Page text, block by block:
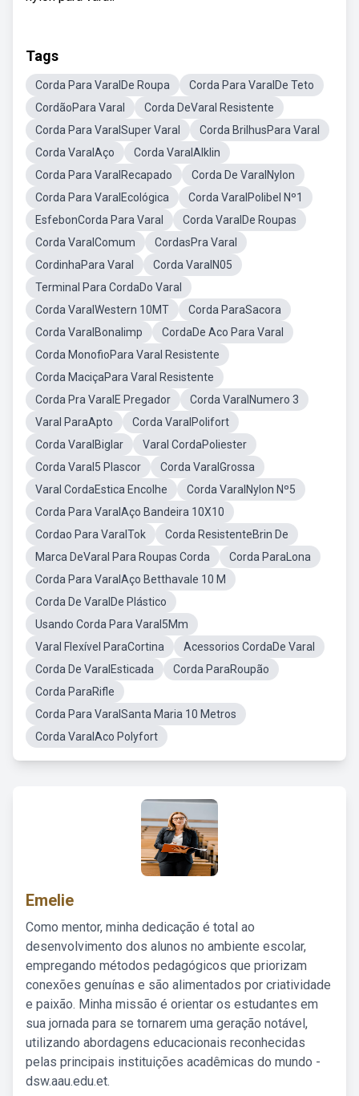
Tags
Corda Para VaralDe Roupa
Corda Para VaralDe Teto
CordãoPara Varal
Corda DeVaral Resistente
Corda Para VaralSuper Varal
Corda BrilhusPara Varal
Corda VaralAço
Corda VaralAlklin
Corda Para VaralRecapado
Corda De VaralNylon
Corda Para VaralEcológica
Corda VaralPolibel Nº1
EsfebonCorda Para Varal
Corda VaralDe Roupas
Corda VaralComum
CordasPra Varal
CordinhaPara Varal
Corda VaralN05
Terminal Para CordaDo Varal
Corda VaralWestern 10MT
Corda ParaSacora
Corda VaralBonalimp
CordaDe Aco Para Varal
Corda MonofioPara Varal Resistente
Corda MaciçaPara Varal Resistente
Corda Pra VaralE Pregador
Corda VaralNumero 3
Varal ParaApto
Corda VaralPolifort
Corda VaralBiglar
Varal CordaPoliester
Corda Varal5 Plascor
Corda VaralGrossa
Varal CordaEstica Encolhe
Corda VaralNylon Nº5
Corda Para VaralAço Bandeira 10X10
Cordao Para VaralTok
Corda ResistenteBrin De
Marca DeVaral Para Roupas Corda
Corda ParaLona
Corda Para VaralAço Betthavale 10 M
Corda De VaralDe Plástico
Usando Corda Para Varal5Mm
Varal Flexível ParaCortina
Acessorios CordaDe Varal
Corda De VaralEsticada
Corda ParaRoupão
Corda ParaRifle
Corda Para VaralSanta Maria 10 Metros
Corda VaralAco Polyfort
Emelie
Como mentor, minha dedicação é total ao
desenvolvimento dos alunos no ambiente escolar,
empregando métodos pedagógicos que priorizam
conexões genuínas e são alimentados por criatividade
e paixão. Minha missão é orientar os estudantes em
sua jornada para se tornarem uma geração notável,
utilizando abordagens educacionais reconhecidas
pelas principais instituições acadêmicas do mundo -
dsw.aau.edu.et.